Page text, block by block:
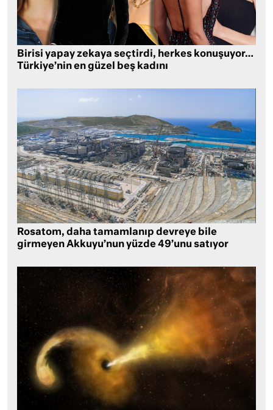
Birisi yapay zekaya seçtirdi, herkes konuşuyor…
Türkiye’nin en güzel beş kadını
Rosatom, daha tamamlanıp devreye bile
girmeyen Akkuyu’nun yüzde 49’unu satıyor